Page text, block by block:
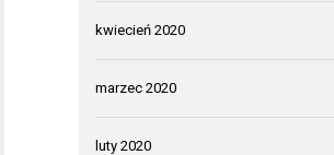
kwiecień 2020
marzec 2020
luty 2020